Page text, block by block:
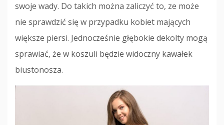
swoje wady. Do takich można zaliczyć to, ze może
nie sprawdzić się w przypadku kobiet mających
większe piersi. Jednocześnie głębokie dekolty mogą
sprawiać, że w koszuli będzie widoczny kawałek
biustonosza.